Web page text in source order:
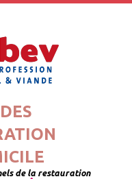
de la restauration